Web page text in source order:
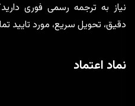
نیاز به ترجمه رسمی فوری
دقیق، تحویل سریع، مورد تایید
نماد اعتماد